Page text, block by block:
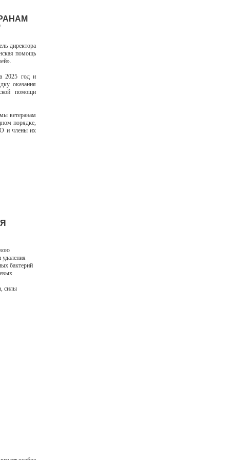
директора
помощь
2025 год и
оказания
помощи
ветеранам
порядке,
и члены их
бактерий
силы